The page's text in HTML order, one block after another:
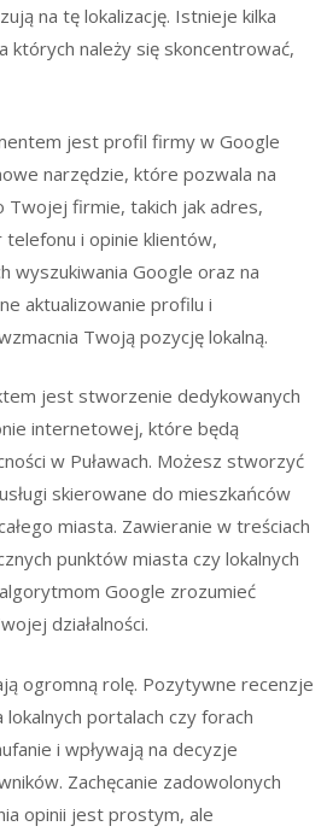
na tę lokalizację. Istnieje kilka
których należy się skoncentrować,
jest profil firmy w Google
narzędzie, które pozwala na
Twojej firmie, takich jak adres,
i opinie klientów,
wyszukiwania Google oraz na
aktualizowanie profilu i
Twoją pozycję lokalną.
jest stworzenie dedykowanych
internetowej, które będą
w Puławach. Możesz stworzyć
skierowane do mieszkańców
miasta. Zawieranie w treściach
punktów miasta czy lokalnych
Google zrozumieć
działalności.
ogromną rolę. Pozytywne recenzje
portalach czy forach
i wpływają na decyzje
Zachęcanie zadowolonych
opinii jest prostym, ale